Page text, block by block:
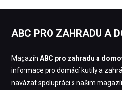
ABC PRO ZAHRADU A
Magazín ABC pro zahradu a
informace pro domácí kutily a
navázat spolupráci s našim